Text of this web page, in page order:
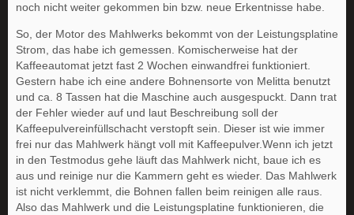
noch nicht weiter gekommen bin bzw. neue Erkentnisse habe.
So, der Motor des Mahlwerks bekommt von der Leistungsplatine
Strom, das habe ich gemessen. Komischerweise hat der
Kaffeeautomat jetzt fast 2 Wochen einwandfrei funktioniert.
Gestern habe ich eine andere Bohnensorte von Melitta benutzt
und ca. 8 Tassen hat die Maschine auch ausgespuckt. Dann trat
der Fehler wieder auf und laut Beschreibung soll der
Kaffeepulvereinfüllschacht verstopft sein. Dieser ist wie immer
frei nur das Mahlwerk hängt voll mit Kaffeepulver.Wenn ich jetzt
in den Testmodus gehe läuft das Mahlwerk nicht, baue ich es
aus und reinige nur die Kammern geht es wieder. Das Mahlwerk
ist nicht verklemmt, die Bohnen fallen beim reinigen alle raus.
Also das Mahlwerk und die Leistungsplatine funktionieren, die